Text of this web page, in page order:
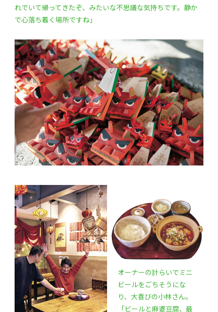
れでいて帰ってきたぞ、みたいな不思議な気持ちです。静か
で心落ち着く場所ですね」
オーナーの計らいでミニ
ビールをごちそうにな
り、大喜びの小林さん。
「ビールと麻婆豆腐、最